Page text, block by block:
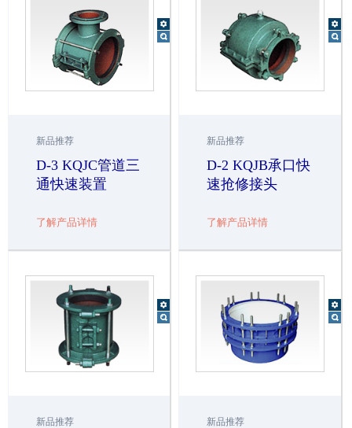
新品推荐
D-3 KQJC管道三
通快速装置
了解产品详情
新品推荐
D-2 KQJB承口快
速抢修接头
了解产品详情
新品推荐 新品推荐